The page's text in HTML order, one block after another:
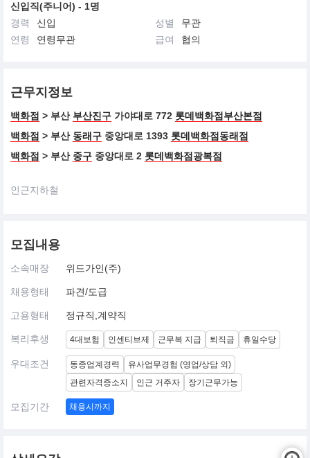
신입직(주니어) - 1명
경력
신입 성별
무관
연령
연령무관 급여 협의
근무지정보
백화점 > 부산 부산진구 가야대로 772 롯데백화점부산본점
백화점 > 부산 동래구 중앙대로 1393 롯데백화점동래점
백화점 > 부산 중구 중앙대로 2 롯데백화점광복점
인근지하철
모집내용
소속매장 위드가인(주)
채용형태 파견/도급
고용형태 정규직,계약직
복리후생 4대보험 인센티브제 근무복 지급 퇴직금 휴일수당
우대조건 동종업계경력
유사업무경험 (영업/상담 외)
관련자격증소지
인근 거주자 장기근무가능
모집기간 채용시까지